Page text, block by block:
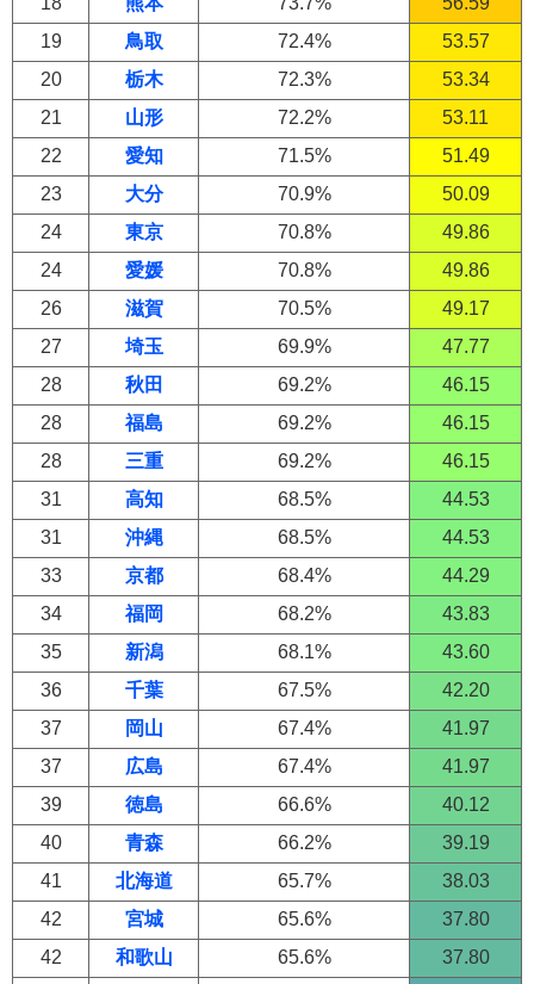
19
鳥取 72.4%
53.57
20
栃木 72.3%
53.34
21
山形 72.2%
53.11
22
愛知 71.5%
51.49
23
大分 70.9%
50.09
24
東京 70.8%
49.86
24
愛媛 70.8%
49.86
26
滋賀 70.5%
49.17
27
埼玉 69.9%
47.77
28
秋田 69.2%
46.15
28
福島 69.2%
46.15
28
三重 69.2%
46.15
31
高知 68.5%
44.53
31
沖縄 68.5%
44.53
33
京都 68.4%
44.29
34
福岡 68.2%
43.83
35
新潟 68.1%
43.60
36
千葉 67.5%
42.20
37
岡山 67.4%
41.97
37
広島 67.4%
41.97
39
徳島 66.6%
40.12
40
青森 66.2%
39.19
41
北海道 65.7%
38.03
42
宮城 65.6%
37.80
42
和歌山 65.6%
37.80